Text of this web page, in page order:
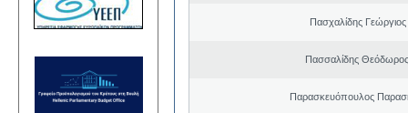
Πασχαλίδης
Πασσαλίδης
Παρασκευόπουλος